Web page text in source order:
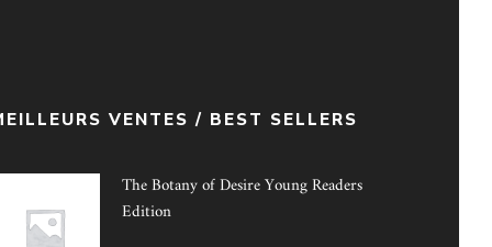
VENTES / BEST SELLERS
The Botany of Desire Young Readers
Edition